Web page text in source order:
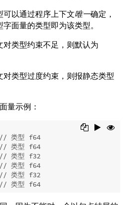
可以通过程序上下文唯一确定，
面量的类型即为该类型。
对类型约束不足，则默认为
对类型过度约束，则报静态类型
量示例：
// 类型 f64
// 类型 f64
// 类型 f32
// 类型 f64
// 类型 f32
// 类型 f64